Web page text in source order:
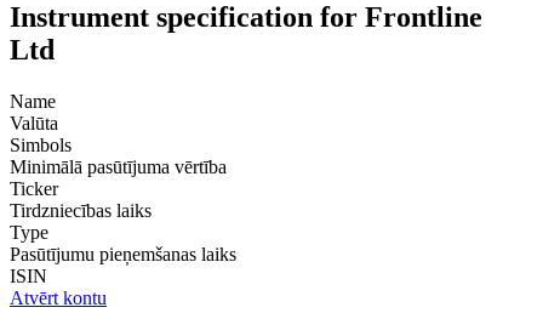
Instrument specification for Frontline
Ltd
Name
Valūta
Simbols
Minimālā pasūtījuma vērtība
Ticker
Tirdzniecības laiks
Type
Pasūtījumu pieņemšanas laiks
ISIN
Atvērt kontu